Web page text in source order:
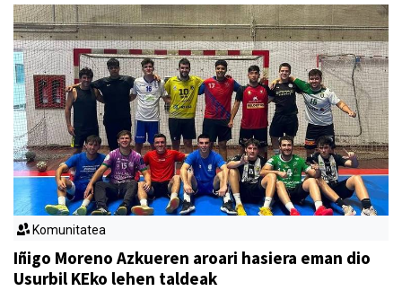
Komunitatea
Iñigo Moreno Azkueren aroari hasiera eman dio
Usurbil KEko lehen taldeak